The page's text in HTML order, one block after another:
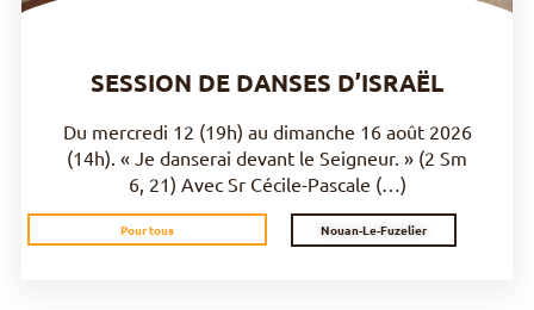
SESSION DE DANSES D’ISRAËL
Du mercredi 12 (19h) au dimanche 16 août 2026
(14h). « Je danserai devant le Seigneur. » (2 Sm
6, 21) Avec Sr Cécile-Pascale (…)
Pour tous Nouan-Le-Fuzelier